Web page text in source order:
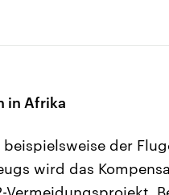
in Afrika
der
wird das